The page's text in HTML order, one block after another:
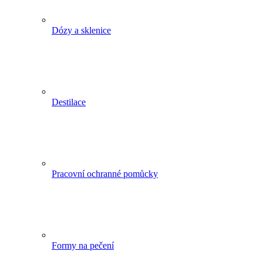
Dózy a sklenice
Destilace
Pracovní ochranné pomůcky
Formy na pečení